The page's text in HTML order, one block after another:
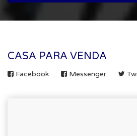
CASA PARA VENDA
Facebook Messenger